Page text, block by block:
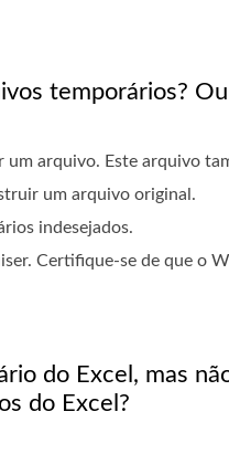
temporários?
arquivo. Este arquivo
um arquivo original.
indesejados.
Certifique-se de que o
do Excel, mas
do Excel?